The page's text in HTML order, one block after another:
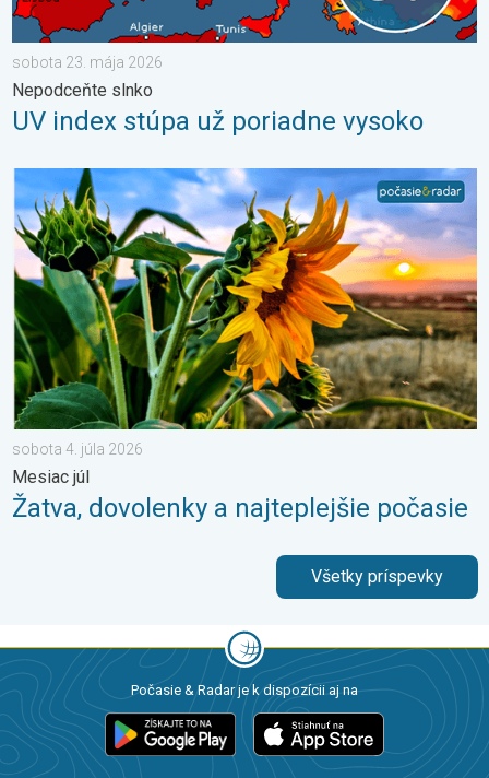
sobota 23. mája 2026
Nepodceňte slnko
UV index stúpa už poriadne vysoko
Žatva, dovolenky a najteplejšie počasie. Mesiac júl. . . sobota
sobota 4. júla 2026
Mesiac júl
Žatva, dovolenky a najteplejšie počasie
Všetky príspevky
Počasie & Radar je k dispozícii aj na